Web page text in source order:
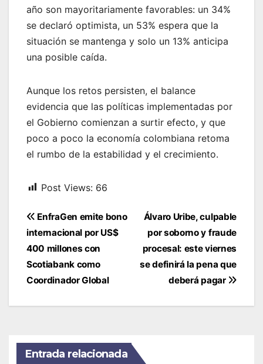
año son mayoritariamente favorables: un 34%
se declaró optimista, un 53% espera que la
situación se mantenga y solo un 13% anticipa
una posible caída.
Aunque los retos persisten, el balance
evidencia que las políticas implementadas por
el Gobierno comienzan a surtir efecto, y que
poco a poco la economía colombiana retoma
el rumbo de la estabilidad y el crecimiento.
Post Views: 66
Navegación
de
entradas
Álvaro Uribe, culpable
por soborno y fraude
procesal: este viernes
se definirá la pena que
deberá pagar
EnfraGen emite bono
internacional por US$
400 millones con
Scotiabank como
Coordinador Global
Entrada relacionada